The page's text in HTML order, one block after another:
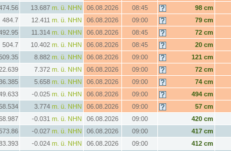
13.687 m. ü. NHN 06.08.2026 08:45 98 cm
484.7 12.411 m. ü. NHN 06.08.2026 09:00 79 cm
11.314 m. ü. NHN 06.08.2026 08:45 72 cm
504.7 10.402 m. ü. NHN 06.08.2026 08:45 20 cm
8.882 m. ü. NHN 06.08.2026 09:00 121 cm
7.372 m. ü. NHN 06.08.2026 09:00 72 cm
5.658 m. ü. NHN 06.08.2026 09:00 74 cm
-0.025 m. ü. NHN 06.08.2026 09:00 494 cm
3.774 m. ü. NHN 06.08.2026 09:00 57 cm
-0.031 m. ü. NHN 06.08.2026 09:00 420 cm
-0.027 m. ü. NHN 06.08.2026 09:00 417 cm
-0.024 m. ü. NHN 06.08.2026 09:00 412 cm